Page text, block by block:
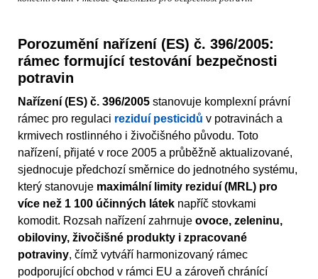
Porozumění nařízení (ES) č. 396/2005:
rámec formující testování bezpečnosti
potravin
Nařízení (ES) č. 396/2005 stanovuje komplexní právní
rámec pro regulaci reziduí pesticidů v potravinách a
krmivech rostlinného i živočišného původu. Toto
nařízení, přijaté v roce 2005 a průběžně aktualizované,
sjednocuje předchozí směrnice do jednotného systému,
který stanovuje maximální limity reziduí (MRL) pro
více než 1 100 účinných látek napříč stovkami
komodit. Rozsah nařízení zahrnuje ovoce, zeleninu,
obiloviny, živočišné produkty i zpracované
potraviny, čímž vytváří harmonizovaný rámec
podporující obchod v rámci EU a zároveň chránící